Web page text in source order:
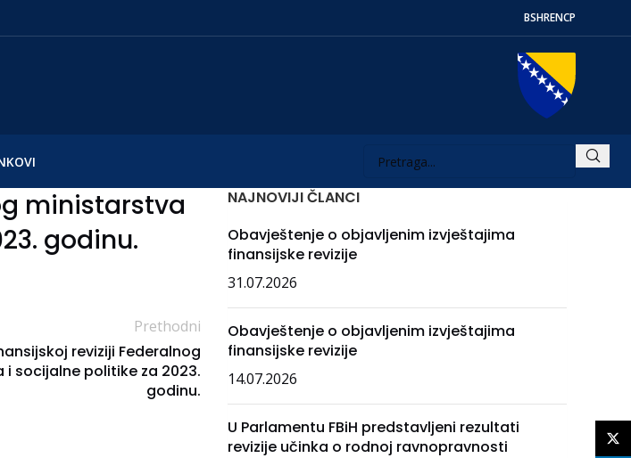
BSHRENСР
ministarstva
godinu.
Prethodni
reviziji Federalnog
socijalne politike za 2023.
godinu.
NAJNOVIJI ČLANCI
Obavještenje o objavljenim izvještajima
finansijske revizije
31.07.2026
Obavještenje o objavljenim izvještajima
finansijske revizije
14.07.2026
U Parlamentu FBiH predstavljeni rezultati
revizije učinka o rodnoj ravnopravnosti